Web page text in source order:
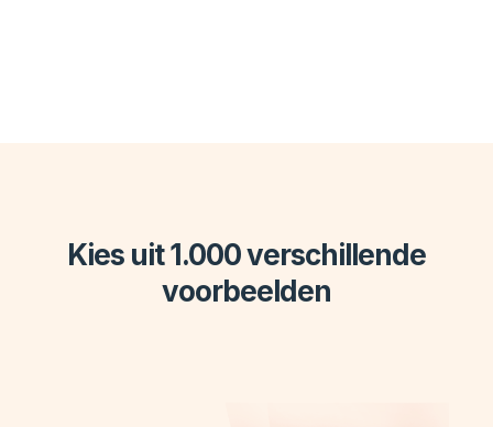
Kies uit 1.000 verschillende
voorbeelden